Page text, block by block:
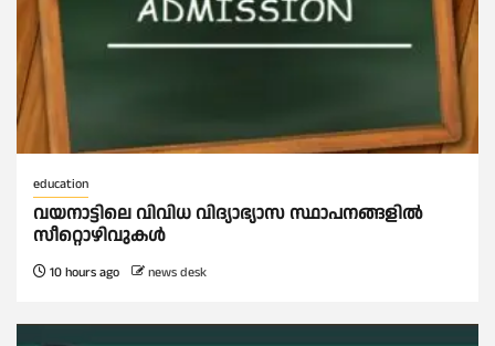
education
വയനാട്ടിലെ വിവിധ വിദ്യാഭ്യാസ സ്ഥാപനങ്ങളിൽ
സീറ്റൊഴിവുകൾ
10 hours ago news desk